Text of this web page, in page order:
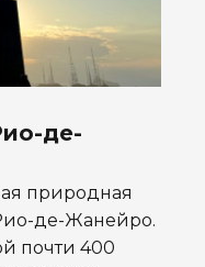
де-
природная
де-Жанейро.
почти 400